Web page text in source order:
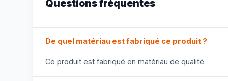
Questions fréquentes
De quel matériau est fabriqué ce produit ?
Ce produit est fabriqué en matériau de qualité.